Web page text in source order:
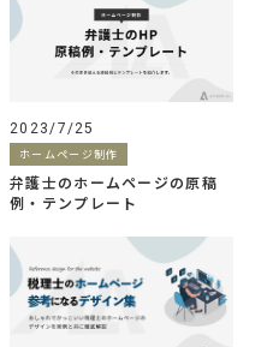
2023/7/25
ホームページ制作
弁護士のホームページの原稿
例・テンプレート